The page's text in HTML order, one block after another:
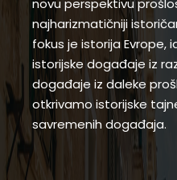
novu perspektivu
najharizmatičniji
fokus je istorija Evrope,
istorijske događaje iz
događaje iz daleke
otkrivamo istorijske
savremenih događaja.